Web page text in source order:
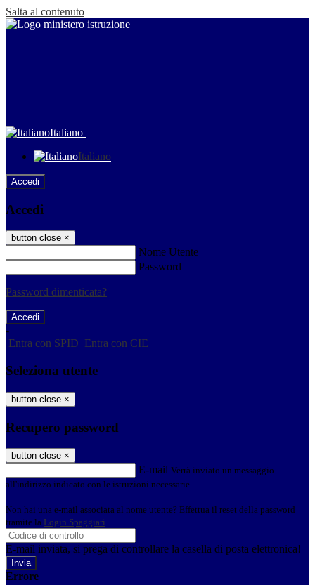
Salta al contenuto
Italiano
Italiano
Accedi
Accedi
button close ×
Nome Utente
Password
Password dimenticata?
-
Entra con SPID Entra con CIE
Seleziona utente
button close ×
Recupero password
button close ×
E-mail Verrà inviato un messaggio
all'indirizzo indicato con le istruzioni necessarie.
Non hai una e-mail associata al nome utente? Effettua il reset della password
tramite la Login Spaggiari
E-mail inviata, si prega di controllare la casella di posta elettronica!
Errore